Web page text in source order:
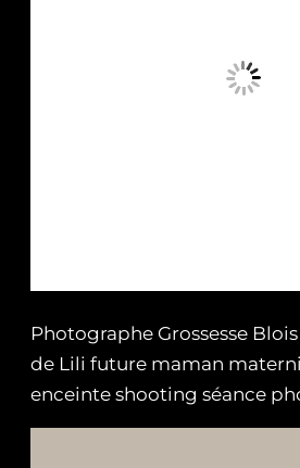
Photographe Grossesse
de Lili future maman
enceinte shooting séance